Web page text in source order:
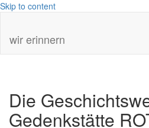
Skip to content
wir erinnern
Die
Gedenkstätte